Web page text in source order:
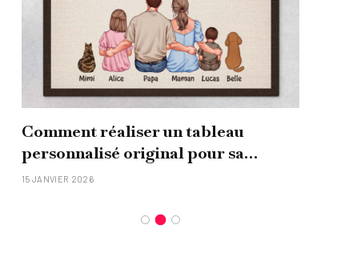
Comment réaliser un tableau
personnalisé original pour sa
famille ?
15 JANVIER 2026